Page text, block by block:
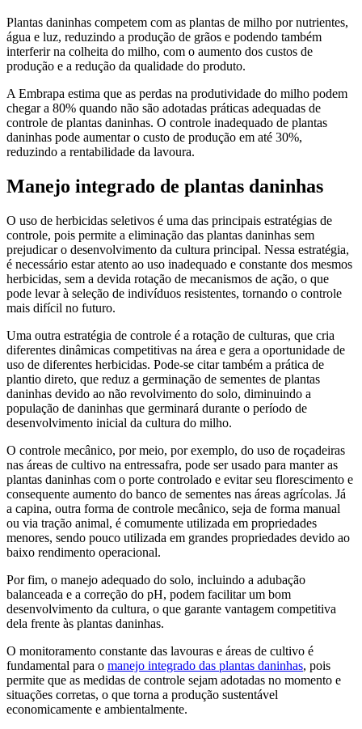
Plantas daninhas competem com as plantas de milho por nutrientes,
água e luz, reduzindo a produção de grãos e podendo também
interferir na colheita do milho, com o aumento dos custos de
produção e a redução da qualidade do produto.
A Embrapa estima que as perdas na produtividade do milho podem
chegar a 80% quando não são adotadas práticas adequadas de
controle de plantas daninhas. O controle inadequado de plantas
daninhas pode aumentar o custo de produção em até 30%,
reduzindo a rentabilidade da lavoura.
Manejo integrado de plantas daninhas
O uso de herbicidas seletivos é uma das principais estratégias de
controle, pois permite a eliminação das plantas daninhas sem
prejudicar o desenvolvimento da cultura principal. Nessa estratégia,
é necessário estar atento ao uso inadequado e constante dos mesmos
herbicidas, sem a devida rotação de mecanismos de ação, o que
pode levar à seleção de indivíduos resistentes, tornando o controle
mais difícil no futuro.
Uma outra estratégia de controle é a rotação de culturas, que cria
diferentes dinâmicas competitivas na área e gera a oportunidade de
uso de diferentes herbicidas. Pode-se citar também a prática de
plantio direto, que reduz a germinação de sementes de plantas
daninhas devido ao não revolvimento do solo, diminuindo a
população de daninhas que germinará durante o período de
desenvolvimento inicial da cultura do milho.
O controle mecânico, por meio, por exemplo, do uso de roçadeiras
nas áreas de cultivo na entressafra, pode ser usado para manter as
plantas daninhas com o porte controlado e evitar seu florescimento e
consequente aumento do banco de sementes nas áreas agrícolas. Já
a capina, outra forma de controle mecânico, seja de forma manual
ou via tração animal, é comumente utilizada em propriedades
menores, sendo pouco utilizada em grandes propriedades devido ao
baixo rendimento operacional.
Por fim, o manejo adequado do solo, incluindo a adubação
balanceada e a correção do pH, podem facilitar um bom
desenvolvimento da cultura, o que garante vantagem competitiva
dela frente às plantas daninhas.
O monitoramento constante das lavouras e áreas de cultivo é
fundamental para o manejo integrado das plantas daninhas, pois
permite que as medidas de controle sejam adotadas no momento e
situações corretas, o que torna a produção sustentável
economicamente e ambientalmente.